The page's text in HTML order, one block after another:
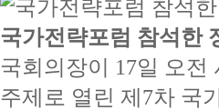
국가전략포럼 참석한
국회의장이 17일 오
주제로 열린 제7차 국